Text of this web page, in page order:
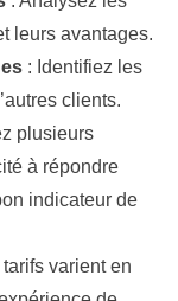
leurs avantages.
: Identifiez les
clients.
plusieurs
à répondre
indicateur de
tarifs varient en